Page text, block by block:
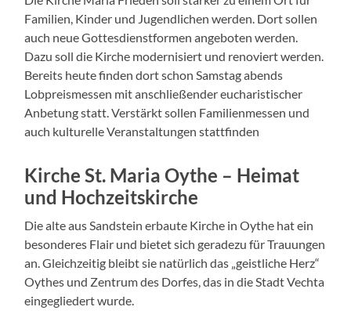
Familien, Kinder und Jugendlichen werden. Dort sollen
auch neue Gottesdienstformen angeboten werden.
Dazu soll die Kirche modernisiert und renoviert werden.
Bereits heute finden dort schon Samstag abends
Lobpreismessen mit anschließender eucharistischer
Anbetung statt. Verstärkt sollen Familienmessen und
auch kulturelle Veranstaltungen stattfinden
Kirche St. Maria Oythe – Heimat
und Hochzeitskirche
Die alte aus Sandstein erbaute Kirche in Oythe hat ein
besonderes Flair und bietet sich geradezu für Trauungen
an. Gleichzeitig bleibt sie natürlich das „geistliche Herz“
Oythes und Zentrum des Dorfes, das in die Stadt Vechta
eingegliedert wurde.